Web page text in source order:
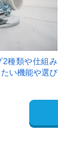
2種類や仕組み
い機能や選び